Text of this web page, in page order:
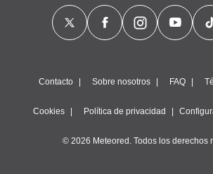
Contacto Sobre nosotros FAQ
Cookies Política de privacidad
© 2026 Meteored. Todos los derechos